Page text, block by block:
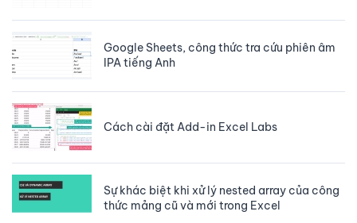
Google Sheets, công thức tra cứu phiên âm
IPA tiếng Anh
Cách cài đặt Add-in Excel Labs
Sự khác biệt khi xử lý nested array của công
thức mảng cũ và mới trong Excel